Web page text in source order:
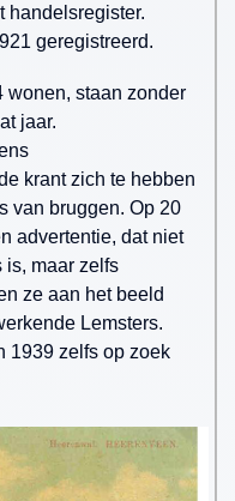
handelsregister.
geregistreerd.
wonen, staan zonder
jaar.
krant zich te hebben
van bruggen. Op 20
advertentie, dat niet
is, maar zelfs
ze aan het beeld
Lemsters.
1939 zelfs op zoek